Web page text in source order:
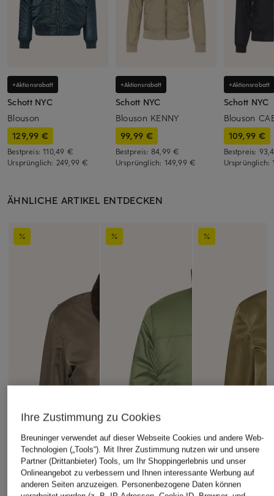
+Aktionsrabatt
Schott NYC
Blouson
129,99 €
Bestpreis:110,49 €
Ursprünglich: 249,99 €
+Aktionsrabatt
Schott NYC
Blouson KENNY
99,99 €
Bestpreis: 84,99 €
Ursprünglich: 149,99 €
+Aktionsrabatt
Schott NYC
Blouson
109,99 €
Bestpreis:
Ursprünglich:
ÄHNLICHE ARTIKEL ENTDECKEN
Ihre Zustimmung zu Cookies
Breuninger verwendet auf dieser Webseite Cookies und andere Web-
Technologien („Tools“). Mit Ihrer Zustimmung nutzen wir und unsere
Partner (Drittanbieter) Tools, um Ihr Shoppingerlebnis und unser
Onlineangebot zu verbessern und Ihnen interessante Werbung auf
anderen Seiten anzuzeigen. Personenbezogene Daten können